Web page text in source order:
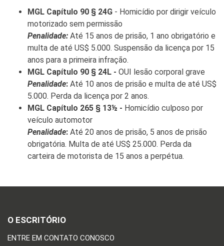
MGL Capítulo 90 § 24G - Homicídio por dirigir veículo
motorizado sem permissão
Penalidade: Até 15 anos de prisão, 1 ano obrigatório e
multa de até US$ 5.000. Suspensão da licença por 15
anos para a primeira infração.
MGL Capítulo 90 § 24L - OUI lesão corporal grave
Penalidade: Até 10 anos de prisão e multa de até US$
5.000. Perda da licença por 2 anos.
MGL Capítulo 265 § 13½ - Homicídio culposo por
veículo automotor
Penalidade: Até 20 anos de prisão, 5 anos de prisão
obrigatória. Multa de até US$ 25.000. Perda da
carteira de motorista de 15 anos a perpétua.
O ESCRITÓRIO
ENTRE EM CONTATO CONOSCO